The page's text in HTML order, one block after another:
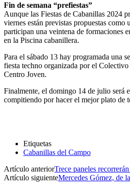
Fin de semana “prefiestas”
Aunque las Fiestas de Cabanillas 2024
viernes están previstas propuestas
participan una veintena de formaciones
en la Piscina cabanillera.
Para el sábado 13 hay programada una
fiesta techno organizada por el
Centro Joven.
Finalmente, el domingo 14 de julio será
compitiendo por hacer el mejor plato de
Etiquetas
Cabanillas del Campo
Artículo anteriorTrece paneles
Artículo siguienteMercedes Gómez, de